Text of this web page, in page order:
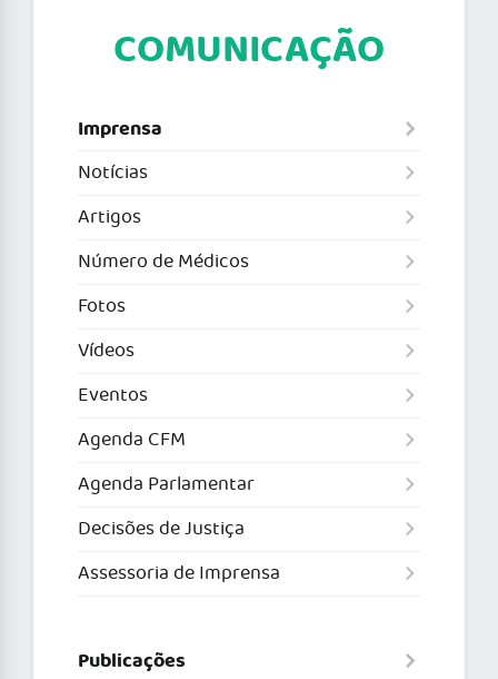
COMUNICAÇÃO
Imprensa
Notícias
Artigos
Número de Médicos
Fotos
Vídeos
Eventos
Agenda CFM
Agenda Parlamentar
Decisões de Justiça
Assessoria de Imprensa
Publicações